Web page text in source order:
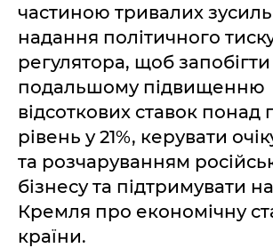
частиною тривалих
надання політичного
регулятора, щоб запобігти
подальшому підвищенню
відсоткових ставок понад
рівень у 21%, керувати
та розчаруванням
бізнесу та підтримувати
Кремля про економічну
країни.